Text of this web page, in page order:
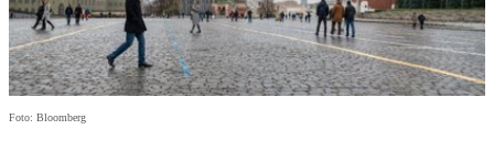
Foto: Bloomberg